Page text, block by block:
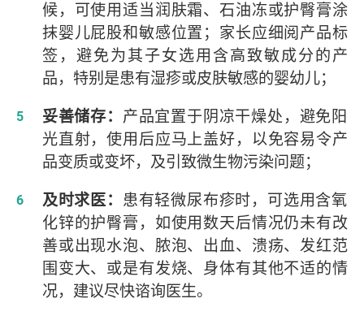
候，可使用适当润肤霜、石油冻或护臀膏涂
抹婴儿屁股和敏感位置；家长应细阅产品标
签，避免为其子女选用含高致敏成分的产
品，特别是患有湿疹或皮肤敏感的婴幼儿；
妥善储存： 产品宜置于阴凉干燥处，避免阳
光直射，使用后应马上盖好，以免容易令产
品变质或变坏，及引致微生物污染问题；
及时求医： 患有轻微尿布疹时，可选用含氧
化锌的护臀膏，如使用数天后情况仍未有改
善或出现水泡、脓泡、出血、溃疡、发红范
围变大、或是有发烧、身体有其他不适的情
况，建议尽快谘询医生。